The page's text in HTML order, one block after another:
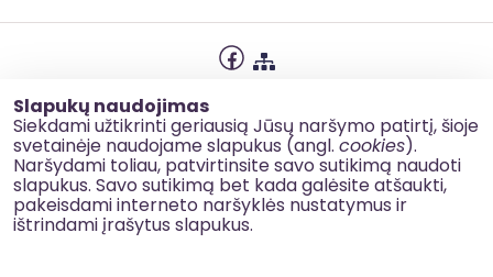
Slapukų naudojimas
Siekdami užtikrinti geriausią Jūsų naršymo patirtį, šioje
svetainėje naudojame slapukus (angl. cookies).
Naršydami toliau, patvirtinsite savo sutikimą naudoti
slapukus. Savo sutikimą bet kada galėsite atšaukti,
pakeisdami interneto naršyklės nustatymus ir
ištrindami įrašytus slapukus.
Slapukų naudojimas
Korupcijos prevencija
Kontaktai